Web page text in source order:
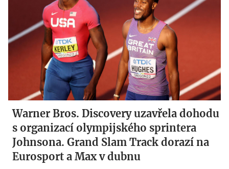
Warner Bros. Discovery uzavřela dohodu
s organizací olympijského sprintera
Johnsona. Grand Slam Track dorazí na
Eurosport a Max v dubnu